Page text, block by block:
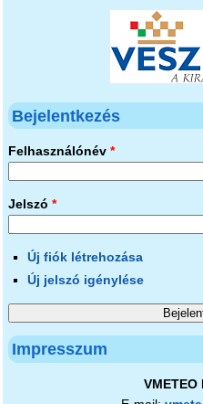
Bejelentkezés
Felhasználónév *
Jelszó *
Új fiók létrehozása
Új jelszó igénylése
Impresszum